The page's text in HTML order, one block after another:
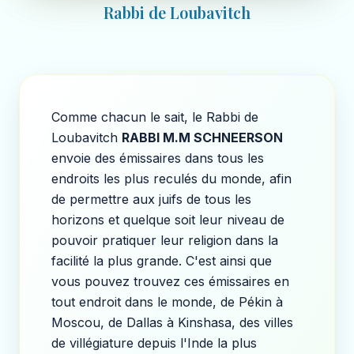
Rabbi de Loubavitch
Comme chacun le sait, le Rabbi de
Loubavitch RABBI M.M SCHNEERSON
envoie des émissaires dans tous les
endroits les plus reculés du monde, afin
de permettre aux juifs de tous les
horizons et quelque soit leur niveau de
pouvoir pratiquer leur religion dans la
facilité la plus grande. C'est ainsi que
vous pouvez trouvez ces émissaires en
tout endroit dans le monde, de Pékin à
Moscou, de Dallas à Kinshasa, des villes
de villégiature depuis l'Inde la plus